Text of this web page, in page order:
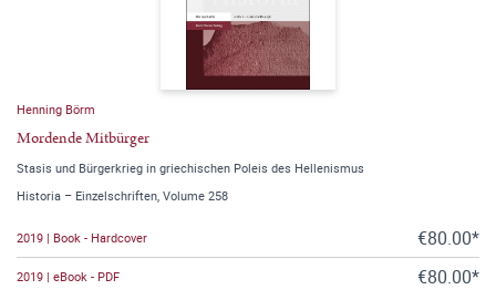
Henning Börm
Mordende Mitbürger
Stasis und Bürgerkrieg in griechischen Poleis des Hellenismus
Historia – Einzelschriften, Volume 258
2019 | Book - Hardcover €80.00*
2019 | eBook - PDF €80.00*